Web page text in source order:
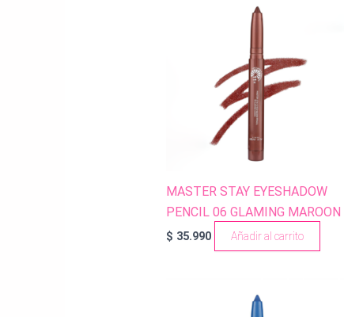
MASTER STAY EYESHADOW
PENCIL 06 GLAMING MAROON
$ 35.990 Añadir al carrito